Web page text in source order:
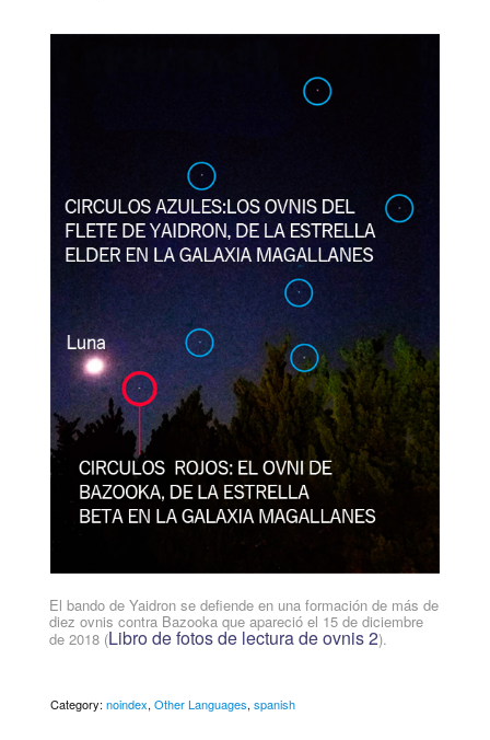
El bando de Yaidron se defiende en una formación de más de
diez ovnis contra Bazooka que apareció el 15 de diciembre
de 2018 (Libro de fotos de lectura de ovnis 2).
Category: noindex, Other Languages, spanish